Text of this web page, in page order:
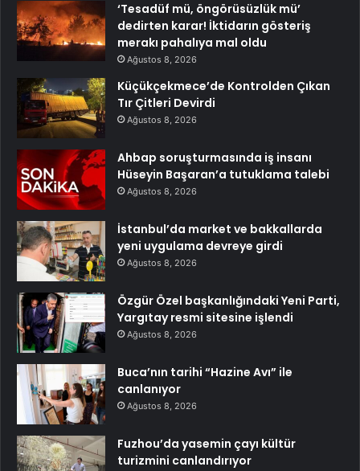
‘Tesadüf mü, öngörüsüzlük mü’
dedirten karar! İktidarın gösteriş
merakı pahalıya mal oldu
Ağustos 8, 2026
Küçükçekmece’de Kontrolden Çıkan
Tır Çitleri Devirdi
Ağustos 8, 2026
Ahbap soruşturmasında iş insanı
Hüseyin Başaran’a tutuklama talebi
Ağustos 8, 2026
İstanbul’da market ve bakkallarda
yeni uygulama devreye girdi
Ağustos 8, 2026
Özgür Özel başkanlığındaki Yeni Parti,
Yargıtay resmi sitesine işlendi
Ağustos 8, 2026
Buca’nın tarihi “Hazine Avı” ile
canlanıyor
Ağustos 8, 2026
Fuzhou’da yasemin çayı kültür
turizmini canlandırıyor